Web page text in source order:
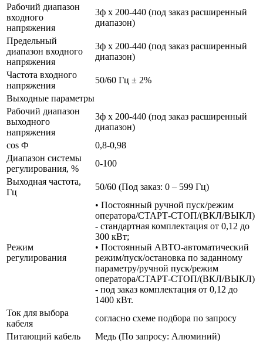
Рабочий диапазон
входного
напряжения
3ф х 200-440 (под заказ расширенный
диапазон)
Предельный
диапазон входного
напряжения
3ф х 200-440 (под заказ расширенный
диапазон)
Частота входного
напряжения
50/60 Гц ± 2%
Выходные параметры
Рабочий диапазон
выходного
напряжения
3ф х 200-440 (под заказ расширенный
диапазон)
cos Ф
0,8-0,98
Диапазон системы
регулирования, %
0-100
Выходная частота,
Гц
50/60 (Под заказ: 0 – 599 Гц)
Режим
регулирования
• Постоянный ручной пуск/режим
оператора/СТАРТ-СТОП/(ВКЛ/ВЫКЛ)
- стандартная комплектация от 0,12 до
300 кВт;
• Постоянный АВТО-автоматический
режим/пуск/остановка по заданному
параметру/ручной пуск/режим
оператора/СТАРТ-СТОП/(ВКЛ/ВЫКЛ)
- под заказ комплектация от 0,12 до
1400 кВт.
Ток для выбора
кабеля
согласно схеме подбора по запросу
Питающий кабель
Медь (По запросу: Алюминий)